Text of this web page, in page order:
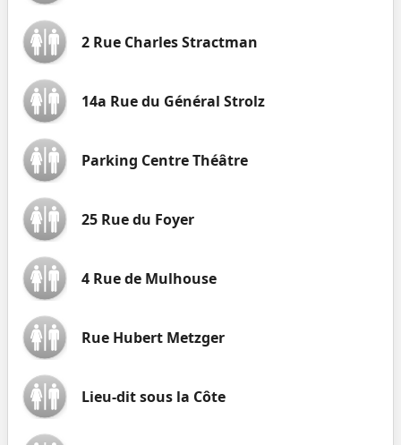
2 Rue Charles Stractman
14a Rue du Général Strolz
Parking Centre Théâtre
25 Rue du Foyer
4 Rue de Mulhouse
Rue Hubert Metzger
Lieu-dit sous la Côte